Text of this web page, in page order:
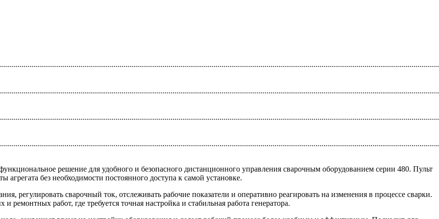
решение для удобного и безопасного дистанционного управления сварочным оборудованием серии 480. Пульт
агрегата без необходимости постоянного доступа к самой установке.
регулировать сварочный ток, отслеживать рабочие показатели и оперативно реагировать на изменения в процессе сварки.
работ, где требуется точная настройка и стабильная работа генератора.